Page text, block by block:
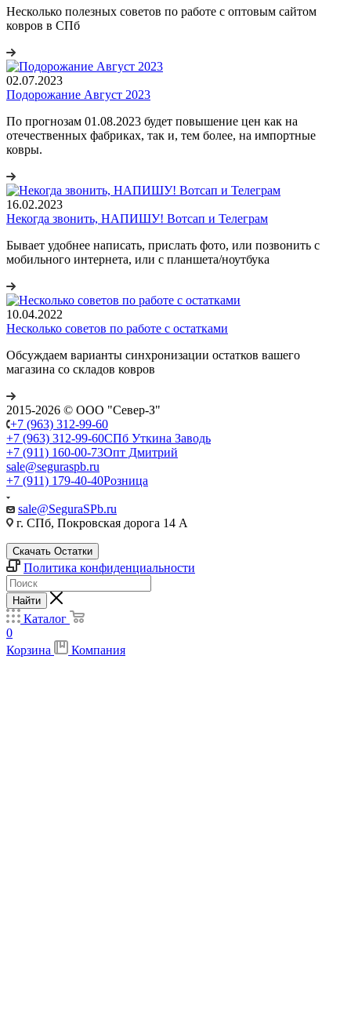
Несколько полезных советов по работе с оптовым сайтом
ковров в СПб
02.07.2023
Подорожание Август 2023
По прогнозам 01.08.2023 будет повышение цен как на
отечественных фабриках, так и, тем более, на импортные
ковры.
16.02.2023
Некогда звонить, НАПИШУ! Вотсап и Телеграм
Бывает удобнее написать, прислать фото, или позвонить с
мобильного интернета, или с планшета/ноутбука
10.04.2022
Несколько советов по работе с остатками
Обсуждаем варианты синхронизации остатков вашего
магазина со складов ковров
2015-2026 © ООО "Север-З"
+7 (963) 312-99-60
+7 (963) 312-99-60СПб Уткина Заводь
+7 (911) 160-00-73Опт Дмитрий
sale@seguraspb.ru
+7 (911) 179-40-40Розница
sale@SeguraSPb.ru
г. СПб, Покровская дорога 14 А
Скачать Остатки
Политика конфиденциальности
Найти
Каталог
0
Корзина
Компания